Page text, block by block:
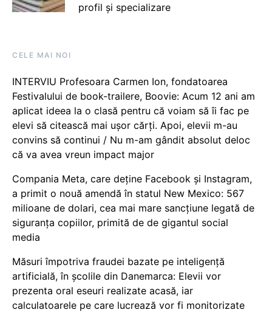
profil și specializare
CELE MAI NOI
INTERVIU Profesoara Carmen Ion, fondatoarea
Festivalului de book-trailere, Boovie: Acum 12 ani am
aplicat ideea la o clasă pentru că voiam să îi fac pe
elevi să citească mai ușor cărți. Apoi, elevii m-au
convins să continui / Nu m-am gândit absolut deloc
că va avea vreun impact major
Compania Meta, care deține Facebook și Instagram,
a primit o nouă amendă în statul New Mexico: 567
milioane de dolari, cea mai mare sancțiune legată de
siguranța copiilor, primită de de gigantul social
media
Măsuri împotriva fraudei bazate pe inteligență
artificială, în școlile din Danemarca: Elevii vor
prezenta oral eseuri realizate acasă, iar
calculatoarele pe care lucrează vor fi monitorizate